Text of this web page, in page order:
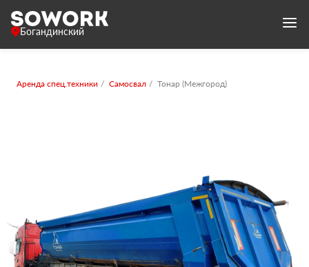
Богандинский
Аренда спец.техники Самосвал Тонар (Межгород)